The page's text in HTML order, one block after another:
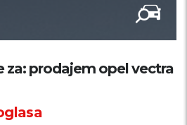
za: prodajem opel vectra